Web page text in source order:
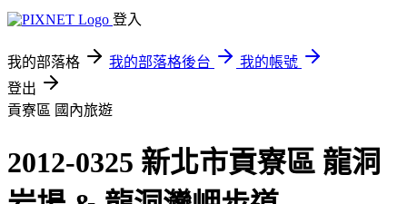
登入
我的部落格 我的部落格後台
我的帳號
登出
貢寮區 國內旅遊
2012-0325 新北市貢寮區 龍洞